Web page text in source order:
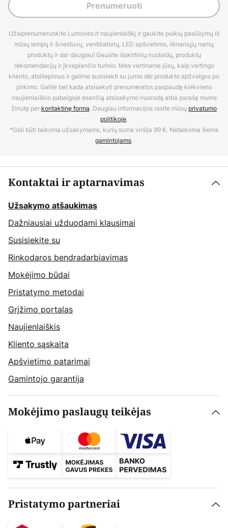
Prenumeruoti
Užsiprenumeruokite Lumories.lt naujienlaiškį ir gaukite puikių pasiūlymų iš
mūsų lempų ir šviestuvų, ventiliatorių, LED apšvietimo, išmaniųjų namų
produktų ir dar daugiau! Gausite išskirtinių nuolaidų, produktų
rekomendacijų ir įkvepiančio turinio. Mes vertiname jūsų, kaip vertingo
kliento, atsiliepimus ir galime susisiekti su jumis dėl produkto apžvalgos po
pirkimo. Galite bet kada atsisakyti prenumeratos paspaudę kiekvieno
naujienlaiškio pabaigoje esančią atsisakymo nuorodą arba parašę mums
žinutę per kontaktinę formą. Daugiau informacijos rasite mūsų privatumo
politikoje.
*Gali būti taikoma užsakymams, kurių suma viršija 99 €. Netaikoma šiems
gamintojams.
Kontaktai ir aptarnavimas
Užsakymo atšaukimas
Dažniausiai užduodami klausimai
Susisiekite su
Rinkodaros bendradarbiavimas
Mokėjimo būdai
Pristatymo metodai
Grįžimo portalas
Naujienlaiškis
Kliento sąskaita
Apšvietimo patarimai
Gamintojo garantija
Mokėjimo paslaugų teikėjas
Pristatymo partneriai